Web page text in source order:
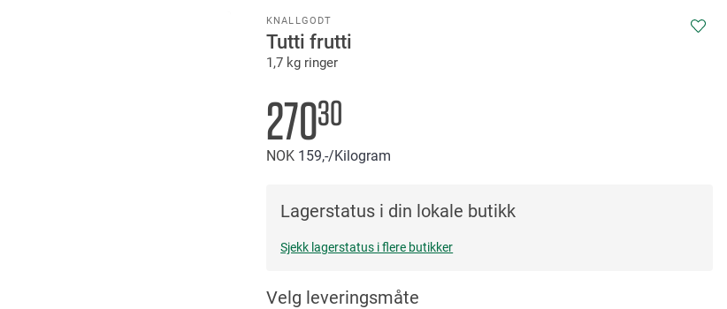
KNALLGODT
Tutti frutti
1,7 kg ringer
27030
NOK 159,-/Kilogram
Lagerstatus i din lokale butikk
Sjekk lagerstatus i flere butikker
Velg leveringsmåte